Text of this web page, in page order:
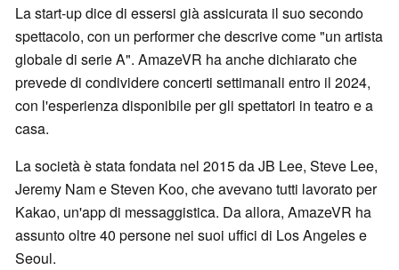
La start-up dice di essersi già assicurata il suo secondo
spettacolo, con un performer che descrive come "un artista
globale di serie A". AmazeVR ha anche dichiarato che
prevede di condividere concerti settimanali entro il 2024,
con l'esperienza disponibile per gli spettatori in teatro e a
casa.
La società è stata fondata nel 2015 da JB Lee, Steve Lee,
Jeremy Nam e Steven Koo, che avevano tutti lavorato per
Kakao, un'app di messaggistica. Da allora, AmazeVR ha
assunto oltre 40 persone nei suoi uffici di Los Angeles e
Seoul.